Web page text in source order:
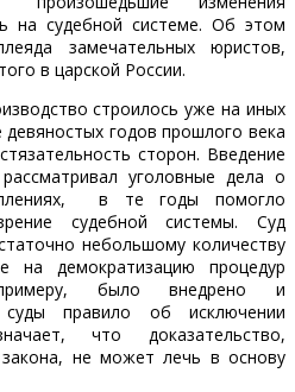
на судебной системе. Об этом
замечательных юристов,
в царской России.
строилось уже на иных
годов прошлого века
сторон. Введение
уголовные дела о
в те годы помогло
судебной системы. Суд
небольшому количеству
на демократизацию процедур
было внедрено и
правило об исключении
что доказательство,
не может лечь в основу